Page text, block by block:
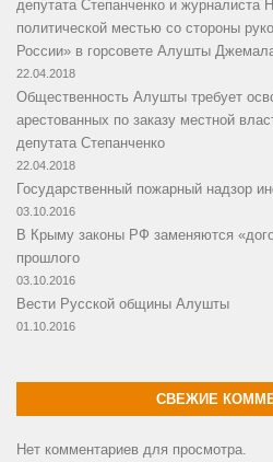
депутата Степанченко и журналиста
политической местью со стороны
России» в горсовете Алушты
22.04.2018
Общественность Алушты требует
арестованных по заказу местной
депутата Степанченко
22.04.2018
Государственный пожарный надзор
03.10.2016
В Крыму законы РФ заменяются
прошлого
03.10.2016
Вести Русской общины Алушты
01.10.2016
СВЕЖИЕ
Нет комментариев для просмотра.